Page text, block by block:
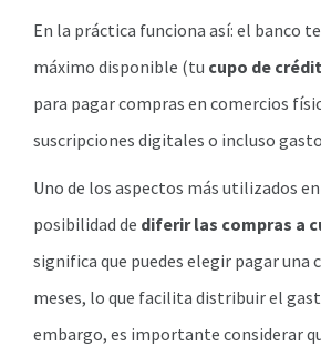
En la práctica funciona así: el banco
máximo disponible (tu cupo de
para pagar compras en comercios
suscripciones digitales o incluso
Uno de los aspectos más utilizados
posibilidad de diferir las compras a
significa que puedes elegir pagar una
meses, lo que facilita distribuir el
embargo, es importante considerar